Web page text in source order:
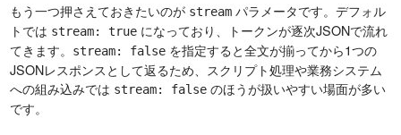
もう一つ押さえておきたいのが stream パラメータです。デフォル
トでは stream: true になっており、トークンが逐次JSONで流れ
てきます。
stream: false を指定すると全文が揃ってから1つの
JSONレスポンスとして返るため、スクリプト処理や業務システム
への組み込みでは stream: false のほうが扱いやすい場面が多い
です。